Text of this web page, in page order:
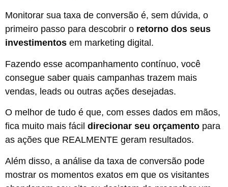
Monitorar sua taxa de conversão é, sem dúvida, o
primeiro passo para descobrir o retorno dos seus
investimentos em marketing digital.
Fazendo esse acompanhamento contínuo, você
consegue saber quais campanhas trazem mais
vendas, leads ou outras ações desejadas.
O melhor de tudo é que, com esses dados em mãos,
fica muito mais fácil direcionar seu orçamento para
as ações que REALMENTE geram resultados.
Além disso, a análise da taxa de conversão pode
mostrar os momentos exatos em que os visitantes